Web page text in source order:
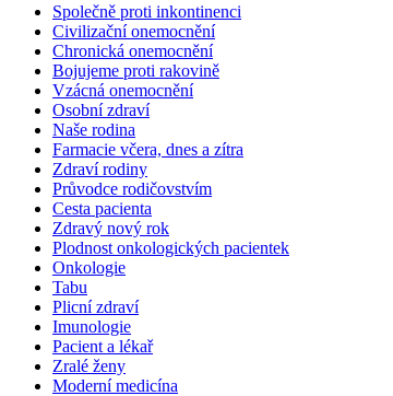
Společně proti inkontinenci
Civilizační onemocnění
Chronická onemocnění
Bojujeme proti rakovině
Vzácná onemocnění
Osobní zdraví
Naše rodina
Farmacie včera, dnes a zítra
Zdraví rodiny
Průvodce rodičovstvím
Cesta pacienta
Zdravý nový rok
Plodnost onkologických pacientek
Onkologie
Tabu
Plicní zdraví
Imunologie
Pacient a lékař
Zralé ženy
Moderní medicína